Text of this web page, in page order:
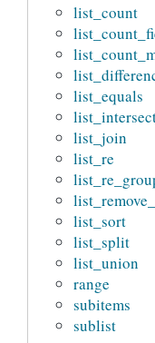
list_count
list_equals
list_join
list_re
list_sort
list_split
list_union
range
subitems
sublist